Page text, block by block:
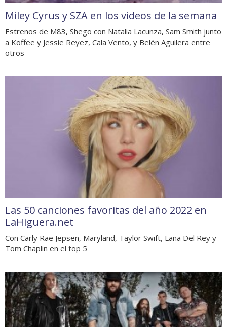
Miley Cyrus y SZA en los videos de la semana
Estrenos de M83, Shego con Natalia Lacunza, Sam Smith junto
a Koffee y Jessie Reyez, Cala Vento, y Belén Aguilera entre
otros
Las 50 canciones favoritas del año 2022 en
LaHiguera.net
Con Carly Rae Jepsen, Maryland, Taylor Swift, Lana Del Rey y
Tom Chaplin en el top 5